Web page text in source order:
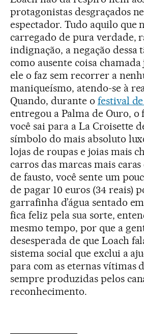
protagonistas desgraçados
espectador. Tudo aquilo que
carregado de pura verdade,
indignação, a negação dessa
como ausente coisa
ele o faz sem recorrer a
maniqueísmo, atendo-se à
Quando, durante o festival
entregou a Palma de Ouro, o
você sai para a La Croisette
símbolo do mais absoluto
lojas de roupas e joias mais
carros das marcas mais
de fausto, você sente um
de pagar 10 euros (34 reais)
garrafinha d’água sentado
fica feliz pela sua sorte,
mesmo tempo, por que a
desesperada de que Loach
sistema social que exclui a
para com as eternas vítimas
sempre produzidas pelos
reconhecimento.